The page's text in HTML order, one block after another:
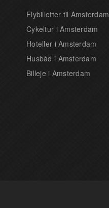
Flybilletter til Amsterdam
Cykeltur i Amsterdam
Hoteller i Amsterdam
Husbåd i Amsterdam
Billeje i Amsterdam